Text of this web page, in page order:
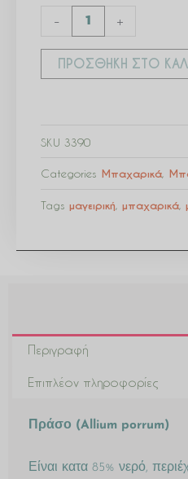
- +
ΠΡΟΣΘΉΚΗ ΣΤΟ
SKU 3390
Categories Μπαχαρικά
Tags μαγειρική μπαχαρικά
Περιγραφή
Επιπλέον πληροφορίες
Πράσο (Allium porrum)
Είναι κατα 85% νερό,